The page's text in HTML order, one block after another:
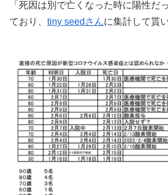
「死因は別で亡くなった時に陽性だ
ており、 tiny seedさんに集計して貰